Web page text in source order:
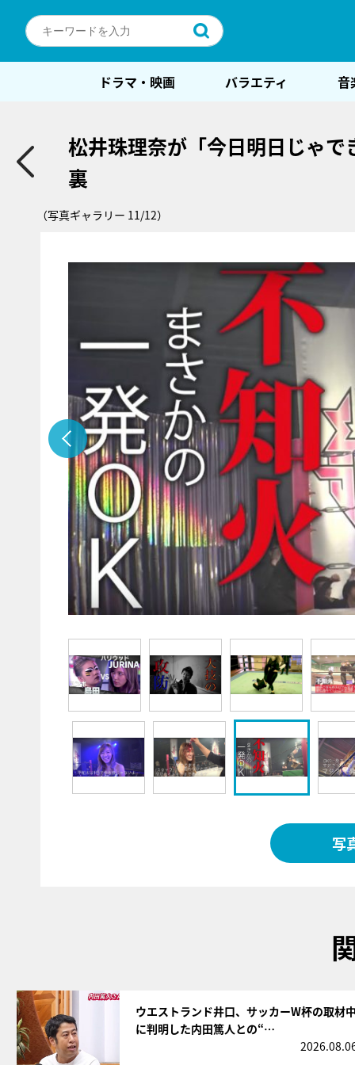
ドラマ・映画 バラエティ 音
松井珠理奈が「今日明日じゃ
裏
（写真ギャラリー 11/12）
写
ウエストランド井口、サッカーW杯の取材
に判明した内田篤人との“…